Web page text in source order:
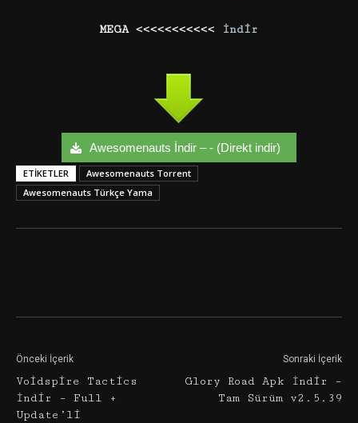
MEGA <<<<<<<<<<< İndir
Awesomenauts İndir – - (Direkt indir)
ETIKETLER
Awesomenauts Torrent
Awesomenauts Türkçe Yama
Önceki İçerik
Voidspire Tactics
İndir – Full +
Update’li
Sonraki İçerik
Glory Road Apk İndir –
Tam Sürüm v2.5.39